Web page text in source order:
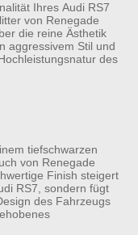
Ihres Audi RS7
von Renegade
die reine Ästhetik
aggressivem Stil und
des
tiefschwarzen
von Renegade
Finish steigert
RS7, sondern fügt
des Fahrzeugs